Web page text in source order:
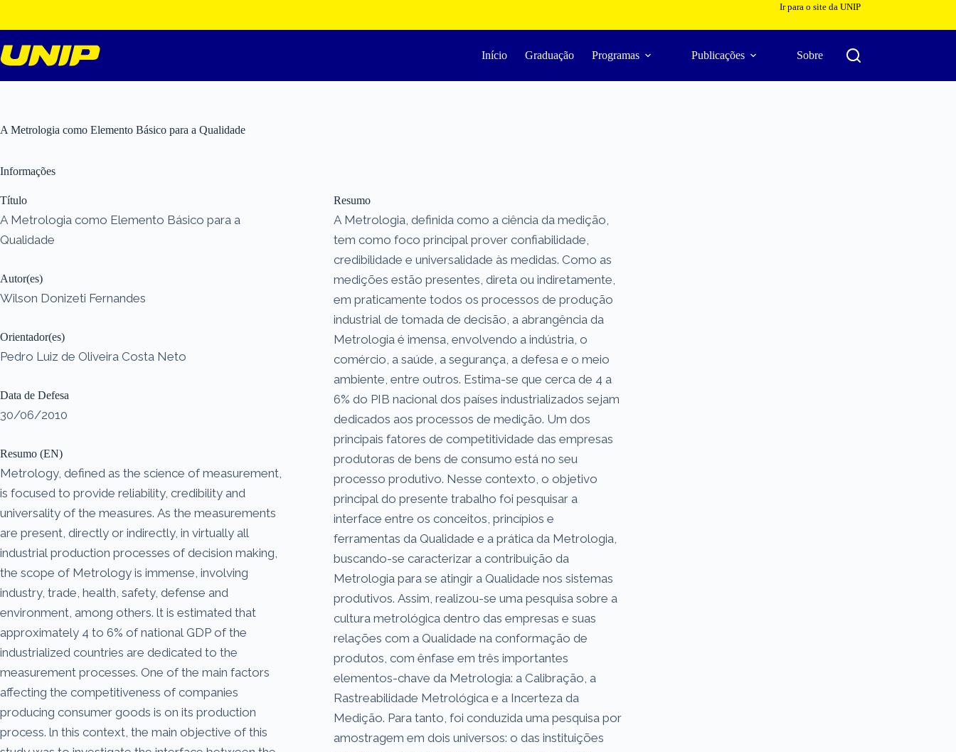
o
conteúdo
Ir para o site da UNIP
Início Graduação Programas Publicações Sobre
A Metrologia como Elemento Básico para a Qualidade
Informações
Título
A Metrologia como Elemento Básico para a
Qualidade
Autor(es)
Wilson Donizeti Fernandes
Orientador(es)
Pedro Luiz de Oliveira Costa Neto
Data de Defesa
30/06/2010
Resumo (EN)
Metrology, defined as the science of measurement,
is focused to provide reliability, credibility and
universality of the measures. As the measurements
are present, directly or indirectly, in virtually all
industrial production processes of decision making,
the scope of Metrology is immense, involving
industry, trade, health, safety, defense and
environment, among others. lt is estimated that
approximately 4 to 6% of national GDP of the
industrialized countries are dedicated to the
measurement processes. One of the main factors
affecting the competitiveness of companies
producing consumer goods is on its production
process. ln this context, the main objective of this
Resumo
A Metrologia, definida como a ciência da medição,
tem como foco principal prover confiabilidade,
credibilidade e universalidade às medidas. Como as
medições estão presentes, direta ou indiretamente,
em praticamente todos os processos de produção
industrial de tomada de decisão, a abrangência da
Metrologia é imensa, envolvendo a indústria, o
comércio, a saúde, a segurança, a defesa e o meio
ambiente, entre outros. Estima-se que cerca de 4 a
6% do PIB nacional dos países industrializados sejam
dedicados aos processos de medição. Um dos
principais fatores de competitividade das empresas
produtoras de bens de consumo está no seu
processo produtivo. Nesse contexto, o objetivo
principal do presente trabalho foi pesquisar a
interface entre os conceitos, princípios e
ferramentas da Qualidade e a prática da Metrologia,
buscando-se caracterizar a contribuição da
Metrologia para se atingir a Qualidade nos sistemas
produtivos. Assim, realizou-se uma pesquisa sobre a
cultura metrológica dentro das empresas e suas
relações com a Qualidade na conformação de
produtos, com ênfase em três importantes
elementos-chave da Metrologia: a Calibração, a
Rastreabilidade Metrológica e a Incerteza da
Medição. Para tanto, foi conduzida uma pesquisa por
amostragem em dois universos: o das instituições